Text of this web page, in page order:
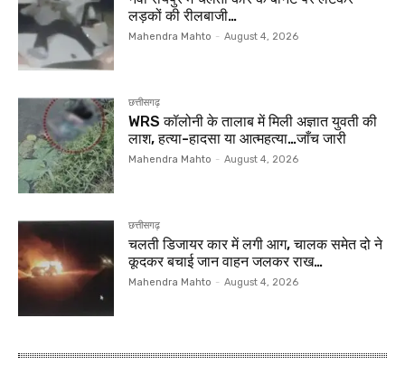
लड़कों की रीलबाजी…
Mahendra Mahto - August 4, 2026
छत्तीसगढ़
WRS कॉलोनी के तालाब में मिली अज्ञात युवती की
लाश, हत्या-हादसा या आत्महत्या…जाँच जारी
Mahendra Mahto - August 4, 2026
छत्तीसगढ़
चलती डिजायर कार में लगी आग, चालक समेत दो ने
कूदकर बचाई जान वाहन जलकर राख…
Mahendra Mahto - August 4, 2026